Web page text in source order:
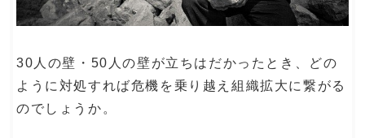
30人の壁・50人の壁が立ちはだかったとき、どの
ように対処すれば危機を乗り越え組織拡大に繋がる
のでしょうか。